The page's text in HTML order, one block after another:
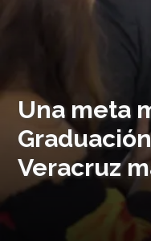
Una meta
Veracruz